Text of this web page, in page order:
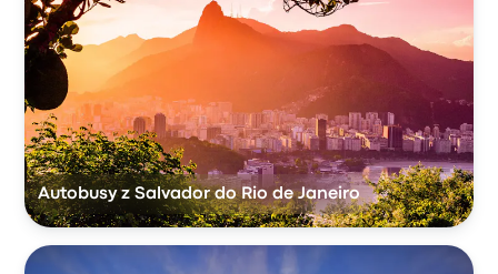
Autobusy z Salvador do Rio de Janeiro